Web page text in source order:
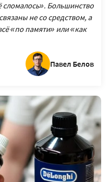
сломалось». Большинство
не со средством, а
«по памяти» или «как
Павел Белов